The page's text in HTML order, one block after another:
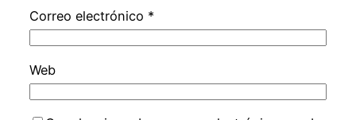
Correo electrónico *
Web